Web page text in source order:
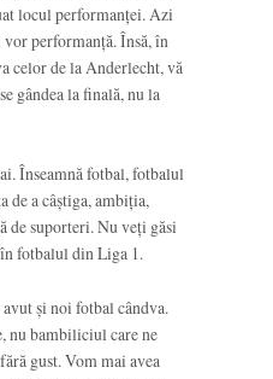
locul performanței. Azi
performanță. Însă, în
celor de la Anderlecht, vă
gândea la finală, nu la
Înseamnă fotbal, fotbalul
de a câștiga, ambiția,
de suporteri. Nu veți găsi
fotbalul din Liga 1.
și noi fotbal cândva.
nu bambiliciul care ne
gust. Vom mai avea